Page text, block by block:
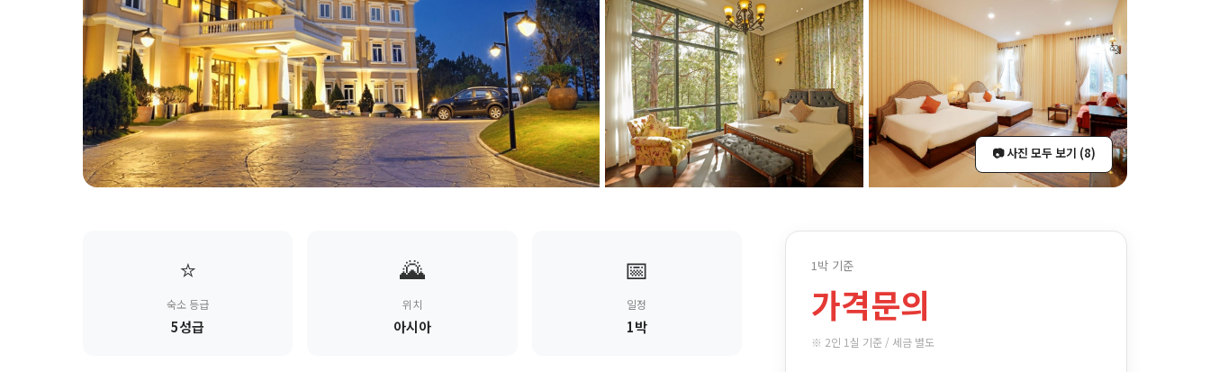
📷 사진 모두 보기 (8)
⭐
숙소 등급
5성급
🌄
위치
아시아
📅
일정
1박
1박 기준
가격문의
※ 2인 1실 기준 / 세금 별도